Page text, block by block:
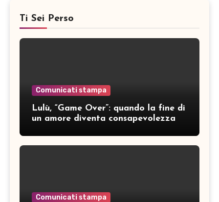
Ti Sei Perso
Comunicati stampa
Lulù, “Game Over”: quando la fine di
un amore diventa consapevolezza
Comunicati stampa